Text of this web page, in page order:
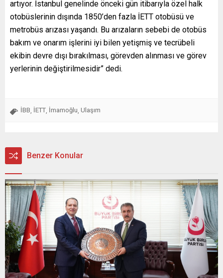
artıyor. İstanbul genelinde önceki gün itibarıyla özel halk
otobüslerinin dışında 1850’den fazla İETT otobüsü ve
metrobüs arızası yaşandı. Bu arızaların sebebi de otobüs
bakım ve onarım işlerini iyi bilen yetişmiş ve tecrübeli
ekibin devre dışı bırakılması, görevden alınması ve görev
yerlerinin değiştirilmesidir” dedi.
İBB İETT İmamoğlu Ulaşım
Benzer Konular